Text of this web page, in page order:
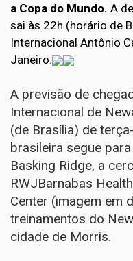
a Copa do Mundo. A
sai às 22h (horário de
Internacional Antônio
Janeiro.
A previsão de
Internacional de
(de Brasília) de
brasileira segue
Basking Ridge, a
RWJBarnabas
Center (imagem em
treinamentos do
cidade de Morris.